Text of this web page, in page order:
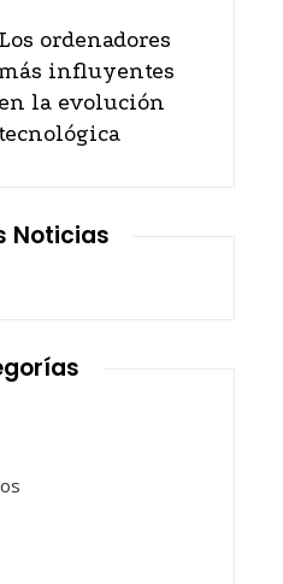
Los ordenadores
más influyentes
en la evolución
tecnológica
Noticias